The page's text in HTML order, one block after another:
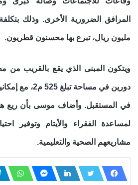
مليون ريال، تبرع بها محسنون قطريون.
ويتكون المبنى الذي يقع بالقريب من
دورين في مساحة
في المستقبل. وأضاف موسى بأن ريع
لمساعدة الفقراء والأيتام وتوفير
مشاريعهم الصحية والتعليمية.